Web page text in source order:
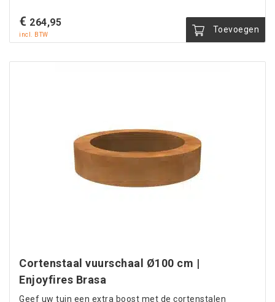
€ 264,95
incl. BTW
Toevoegen
Cortenstaal vuurschaal Ø100 cm |
Enjoyfires Brasa
Geef uw tuin een extra boost met de cortenstalen